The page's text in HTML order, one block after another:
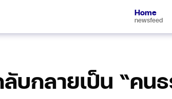
Home
newsfeed
บกลายเป็น “คน